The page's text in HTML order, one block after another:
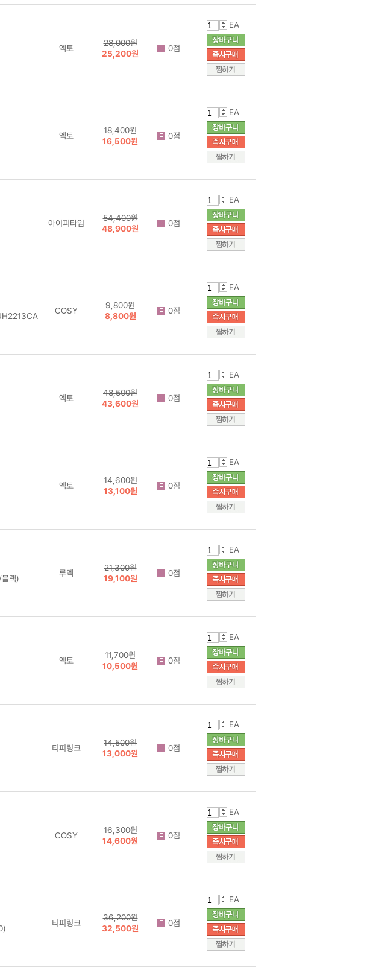
엑토
28,000원
25,200원
0점
EA
엑토
18,400원
16,500원
0점
EA
아이피타임
54,400원
48,900원
0점
EA
COSY
9,800원
8,800원
0점
EA
엑토
48,500원
43,600원
0점
EA
엑토
14,600원
13,100원
0점
EA
랙)
루덱
21,300원
19,100원
0점
EA
엑토
11,700원
10,500원
0점
EA
티피링크
14,500원
13,000원
0점
EA
COSY
16,300원
14,600원
0점
EA
티피링크
36,200원
32,500원
0점
EA